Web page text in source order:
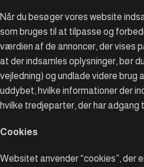
Når du besøger vores website
som bruges til at tilpasse og
værdien af de annoncer, der vises
at der indsamles oplysninger, bør
vejledning) og undlade videre brug
uddybet, hvilke informationer der
hvilke tredjeparter, der har adgang
Cookies
Websitet anvender “cookies”, der